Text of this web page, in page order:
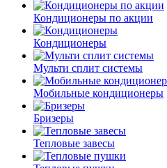
Кондиционеры по акции
Кондиционеры
Мульти сплит системы
Мобильные кондиционеры
Бризеры
Тепловые завесы